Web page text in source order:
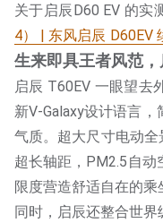
关于启辰D60 EV 的实
4） | 东风启辰 D60EV
生来即具王者风范
启辰 T60EV 一眼望去
新V-Galaxy设计语言
气质。超大尺寸电动
超长轴距，PM2.5自动
限度营造舒适自在的乘
同时，启辰还整合世